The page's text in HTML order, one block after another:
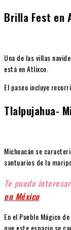
Brilla Fest en
Una de las villas
está en Atlixco.
El paseo incluye
Tlalpujahua-
Michoacán se
santuarios de la
Te puede
en México
En el Pueblo Mágico
que este espacio se